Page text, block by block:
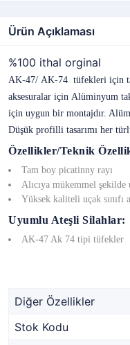
Ürün Açıklaması
%100 ithal orginal
AK-47/ AK-74 tüfekleri için
aksesuralar için Alüminyum
için uygun bir montajdır.
Düşük profilli tasarımı her
Özellikler/Teknik
Tam boy picatinny rayı
Alıcıya mükemmel şekilde
Yüksek kaliteli uçak sınıfı
Uyumlu Ateşli Silahlar:
AK-47 Ak 74 tipi tüfekler
Diğer Özellikler
Stok Kodu